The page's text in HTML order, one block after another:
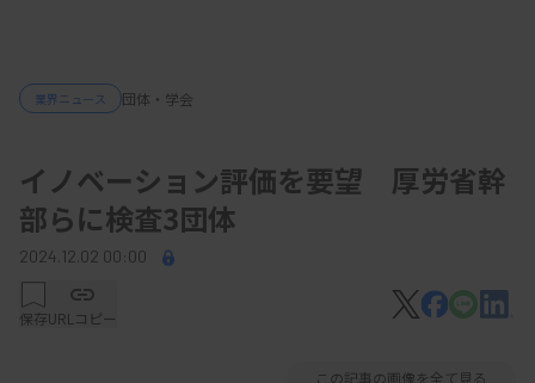
業界ニュース 団体・学会
イノベーション評価を要望 厚労省幹
部らに検査3団体
2024.12.02 00:00
保存URLコピー
この記事の画像を全て見る